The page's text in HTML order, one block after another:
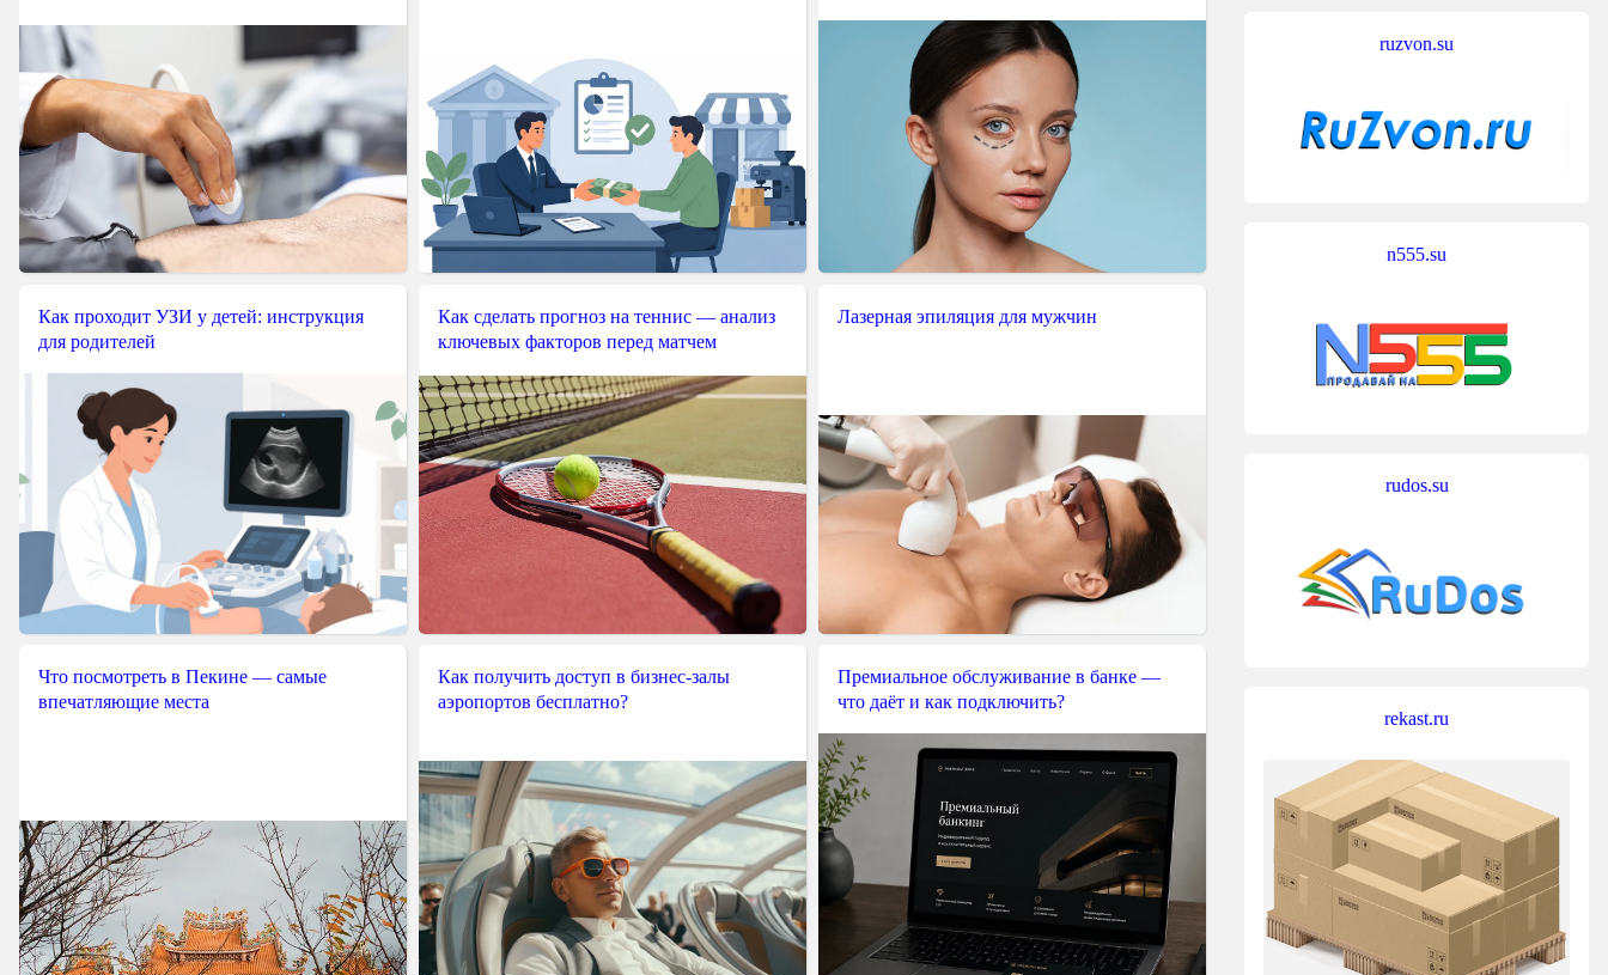
Как проходит УЗИ у детей: инструкция
для родителей
Как сделать прогноз на теннис — анализ
ключевых факторов перед матчем
Лазерная эпиляция для мужчин
Что посмотреть в Пекине — самые
впечатляющие места
Как получить доступ в бизнес-залы
аэропортов бесплатно?
Премиальное обслуживание в банке —
что даёт и как подключить?
ruzvon.su
n555.su
rudos.su
rekast.ru